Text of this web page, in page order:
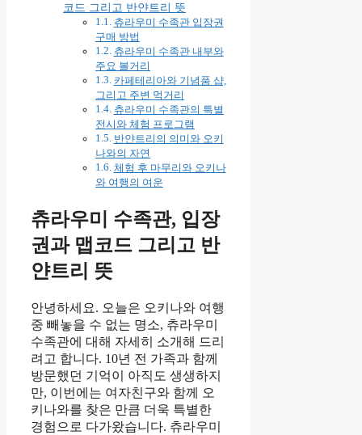
코드 그리고 반얀트리 뜻
츄라우미 수족관 입장권
구매 방법
츄라우미 수족관 내부와
주요 볼거리
카페테리아와 기념품 샵,
그리고 주변 먹거리
츄라우미 수족관의 특별
전시와 체험 프로그램
반얀트리의 의미와 오키
나와의 자연
체험 후 마무리와 오키나
와 여행의 여운
츄라우미 수족관, 입장
권과 맵코드 그리고 반
얀트리 뜻
안녕하세요. 오늘은 오키나와 여행
중 빼놓을 수 없는 명소, 츄라우미
수족관에 대해 자세히 소개해 드리
려고 합니다. 10년 전 가족과 함께
방문했던 기억이 아직도 생생하지
만, 이번에는 여자친구와 함께 오
키나와를 찾은 만큼 더욱 특별한
경험으로 다가왔습니다. 츄라우미